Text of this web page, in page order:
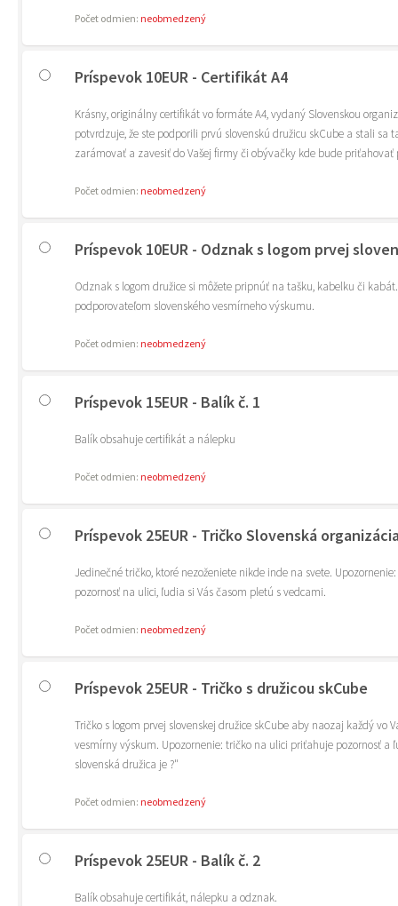
Počet odmien: neobmedzený
Príspevok 10EUR - Certifikát A4
Krásny, originálny certifikát vo formáte A4, vydaný Slovenskou
potvrdzuje, že ste podporili prvú slovenskú družicu skCube a stali sa
zarámovať a zavesiť do Vašej firmy či obývačky kde bude priťahovať
Počet odmien: neobmedzený
Príspevok 10EUR - Odznak s logom prvej
Odznak s logom družice si môžete pripnúť na tašku, kabelku či
podporovateľom slovenského vesmírneho výskumu.
Počet odmien: neobmedzený
Príspevok 15EUR - Balík č. 1
Balík obsahuje certifikát a nálepku
Počet odmien: neobmedzený
Príspevok 25EUR - Tričko Slovenská
Jedinečné tričko, ktoré nezoženiete nikde inde na svete.
pozornosť na ulici, ľudia si Vás časom pletú s vedcami.
Počet odmien: neobmedzený
Príspevok 25EUR - Tričko s družicou skCube
Tričko s logom prvej slovenskej družice skCube aby naozaj každý vo
vesmírny výskum. Upozornenie: tričko na ulici priťahuje pozornosť
slovenská družica je ?"
Počet odmien: neobmedzený
Príspevok 25EUR - Balík č. 2
Balík obsahuje certifikát, nálepku a odznak.